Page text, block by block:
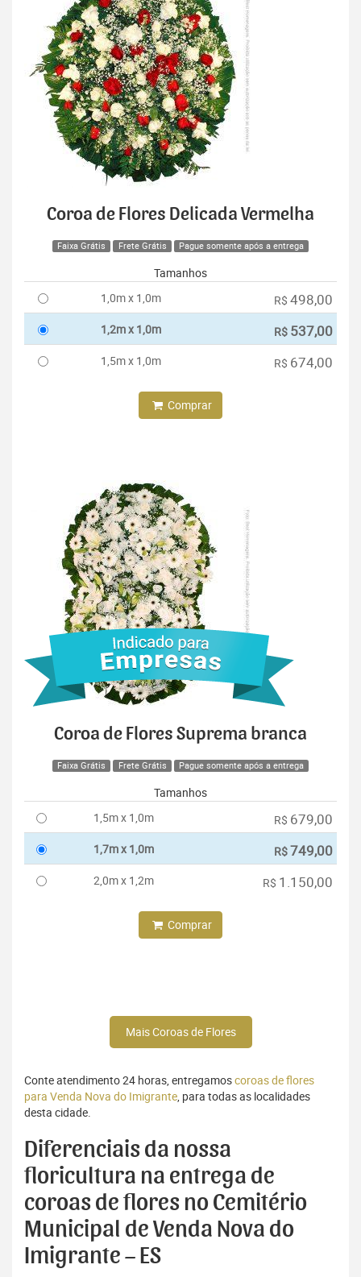
Coroa de Flores Delicada Vermelha
Faixa Grátis Frete Grátis Pague somente após a entrega
Tamanhos
1,0m x 1,0m
R$ 498,00
1,2m x 1,0m R$ 537,00
1,5m x 1,0m R$ 674,00
Comprar
Coroa de Flores Suprema branca
Faixa Grátis Frete Grátis Pague somente após a entrega
Tamanhos
1,5m x 1,0m
R$ 679,00
1,7m x 1,0m R$749,00
2,0m x 1,2m R$ 1.150,00
Comprar
Mais Coroas de Flores
Conte atendimento 24 horas, entregamoscoroas de flores
para Venda Nova do Imigrante, para todas as localidades
desta cidade.
Diferenciais da nossa
floricultura na entrega de
coroas de flores no Cemitério
Municipal de Venda Nova do
Imigrante – ES